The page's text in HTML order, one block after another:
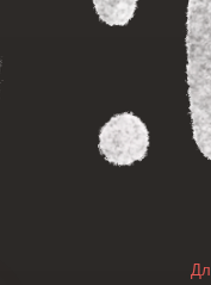
Навигация